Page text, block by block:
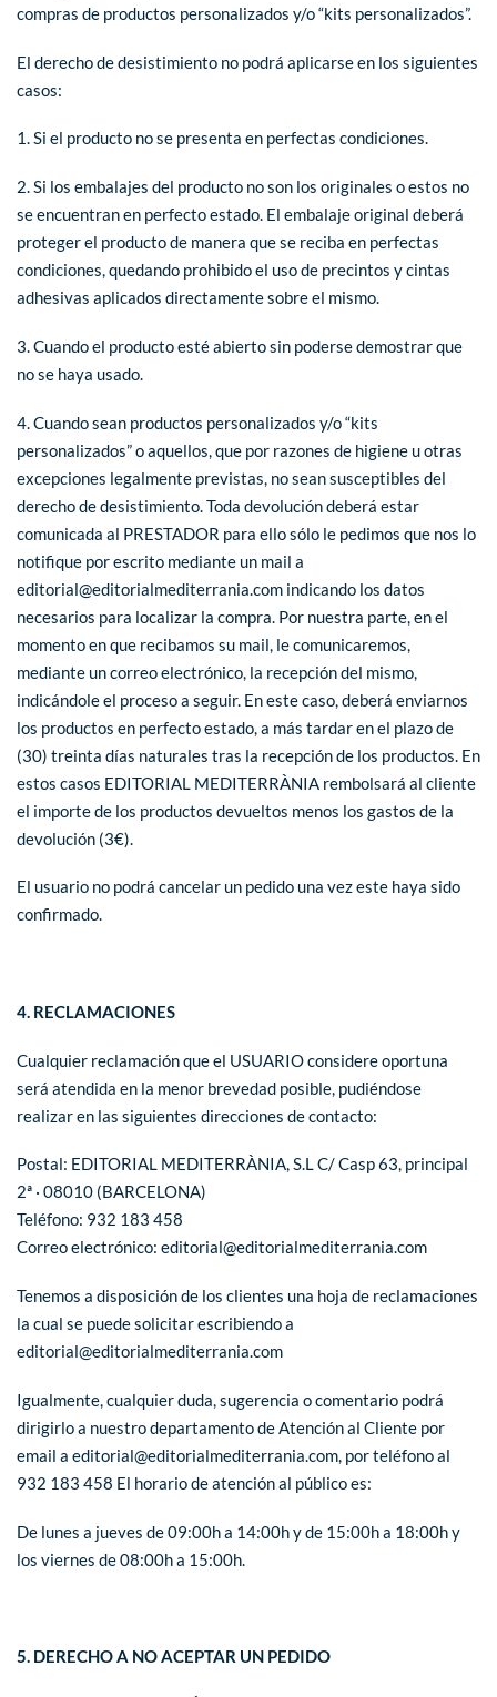
compras de productos personalizados y/o “kits personalizados”.
El derecho de desistimiento no podrá aplicarse en los siguientes
casos:
1. Si el producto no se presenta en perfectas condiciones.
2. Si los embalajes del producto no son los originales o estos no
se encuentran en perfecto estado. El embalaje original deberá
proteger el producto de manera que se reciba en perfectas
condiciones, quedando prohibido el uso de precintos y cintas
adhesivas aplicados directamente sobre el mismo.
3. Cuando el producto esté abierto sin poderse demostrar que
no se haya usado.
4. Cuando sean productos personalizados y/o “kits
personalizados” o aquellos, que por razones de higiene u otras
excepciones legalmente previstas, no sean susceptibles del
derecho de desistimiento. Toda devolución deberá estar
comunicada al PRESTADOR para ello sólo le pedimos que nos lo
notifique por escrito mediante un mail a
editorial@editorialmediterrania.com indicando los datos
necesarios para localizar la compra. Por nuestra parte, en el
momento en que recibamos su mail, le comunicaremos,
mediante un correo electrónico, la recepción del mismo,
indicándole el proceso a seguir. En este caso, deberá enviarnos
los productos en perfecto estado, a más tardar en el plazo de
(30) treinta días naturales tras la recepción de los productos. En
estos casos EDITORIAL MEDITERRÀNIA rembolsará al cliente
el importe de los productos devueltos menos los gastos de la
devolución (3€).
El usuario no podrá cancelar un pedido una vez este haya sido
confirmado.
4. RECLAMACIONES
Cualquier reclamación que el USUARIO considere oportuna
será atendida en la menor brevedad posible, pudiéndose
realizar en las siguientes direcciones de contacto:
Postal: EDITORIAL MEDITERRÀNIA, S.L C/ Casp 63, principal
2ª · 08010 (BARCELONA)
Teléfono: 932 183 458
Correo electrónico: editorial@editorialmediterrania.com
Tenemos a disposición de los clientes una hoja de reclamaciones
la cual se puede solicitar escribiendo a
editorial@editorialmediterrania.com
Igualmente, cualquier duda, sugerencia o comentario podrá
dirigirlo a nuestro departamento de Atención al Cliente por
email a editorial@editorialmediterrania.com, por teléfono al
932 183 458 El horario de atención al público es:
De lunes a jueves de 09:00h a 14:00h y de 15:00h a 18:00h y
los viernes de 08:00h a 15:00h.
5. DERECHO A NO ACEPTAR UN PEDIDO